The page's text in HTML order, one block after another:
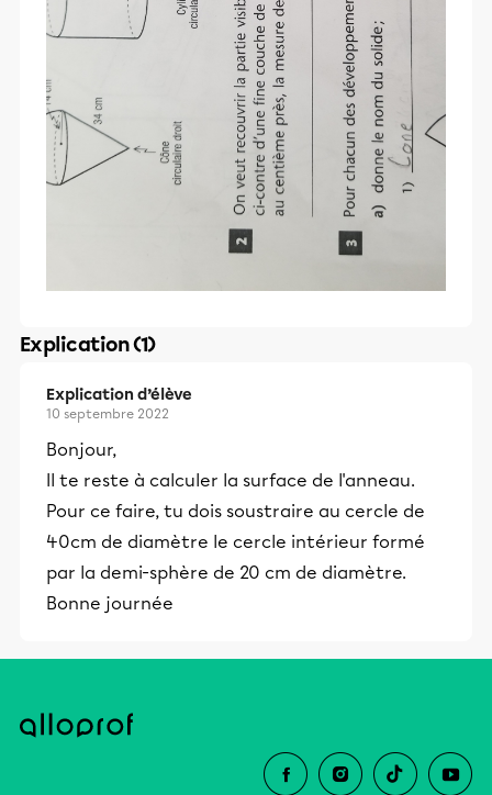
Explication (1)
Explication d’élève
10 septembre 2022
Bonjour,
Il te reste à calculer la surface de l'anneau.
Pour ce faire, tu dois soustraire au cercle de
40cm de diamètre le cercle intérieur formé
par la demi-sphère de 20 cm de diamètre.
Bonne journée